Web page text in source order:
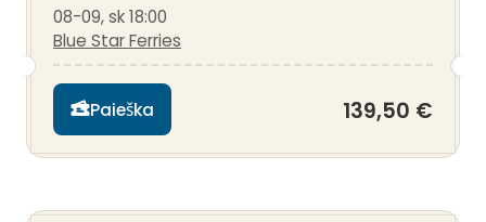
08-09, sk 18:00
Blue Star Ferries
Paieška 139,50 €